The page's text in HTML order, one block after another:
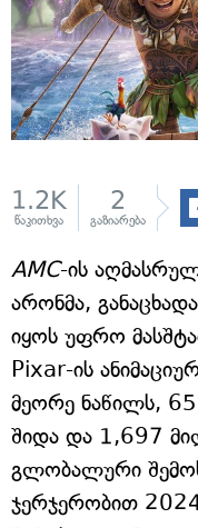
1.2K
წაკითხვა
2
გაზიარება
AMC-ის
არონმა,
იყოს უფრო
Pixar-ის
მეორე ნაწილს,
შიდა და 1,697
გლობალური
ჯერჯერობით